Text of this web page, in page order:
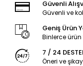
Güvenli
Güvenli ve
Geniş Ürün
Binlerce
7 / 24
Öneri ve